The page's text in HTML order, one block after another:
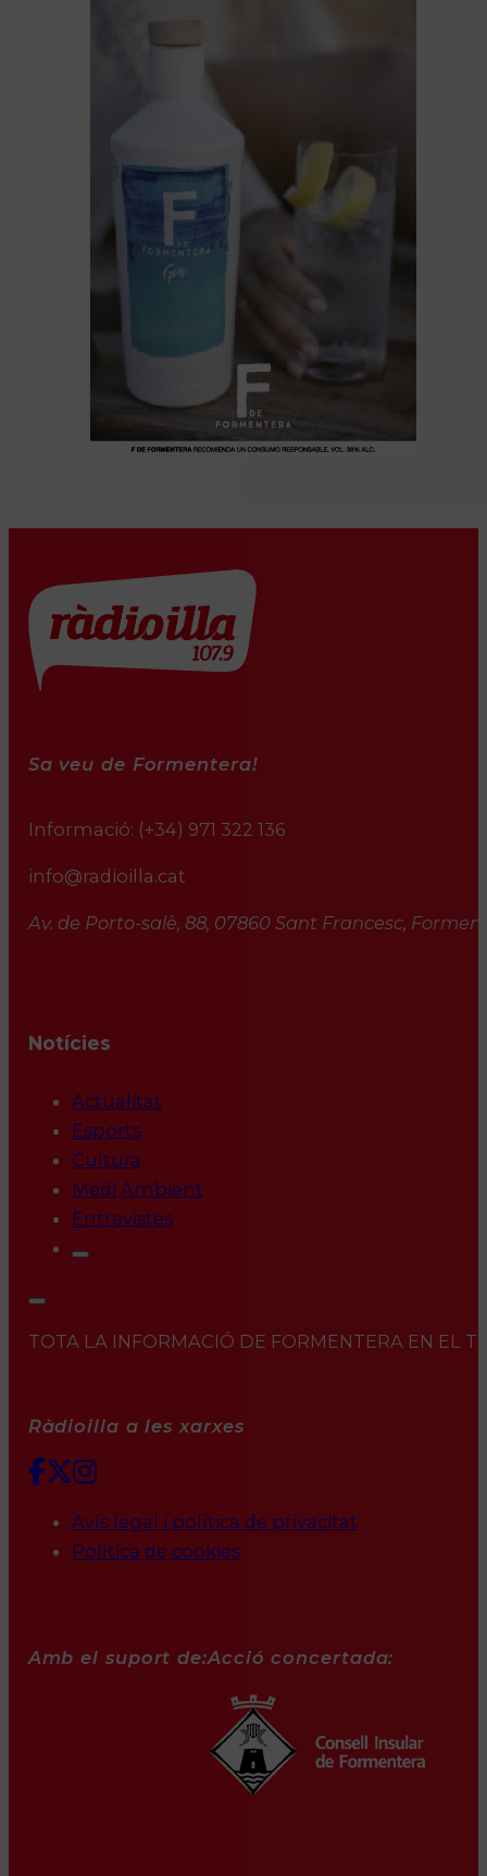
Sa veu de Formentera!
Informació: (+34) 971 322 136
info@radioilla.cat
Av. de Porto-salè, 88, 07860 Sant Francesc,
Notícies
Actualitat
Esports
Cultura
Medi Ambient
Entrevistes
TOTA LA INFORMACIÓ DE FORMENTERA EN EL
Ràdioilla a les xarxes
Avís legal i política de privacitat
Política de cookies
Amb el suport de:Acció concertada: